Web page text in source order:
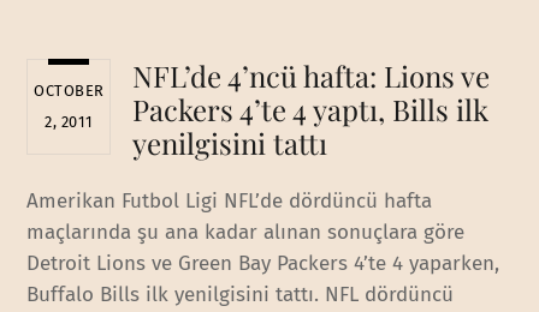
OCTOBER
2, 2011
NFL’de 4’ncü hafta: Lions ve
Packers 4’te 4 yaptı, Bills ilk
yenilgisini tattı
Amerikan Futbol Ligi NFL’de dördüncü hafta
maçlarında şu ana kadar alınan sonuçlara göre
Detroit Lions ve Green Bay Packers 4’te 4 yaparken,
Buffalo Bills ilk yenilgisini tattı. NFL dördüncü